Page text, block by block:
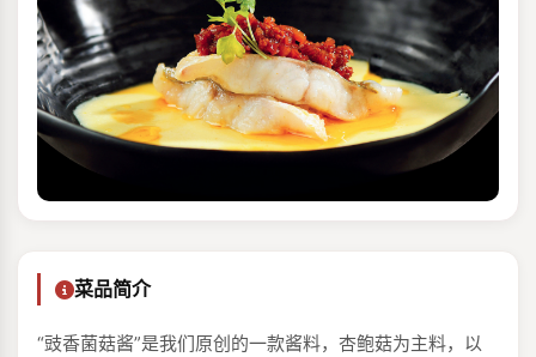
菜品简介
“豉香菌菇酱”是我们原创的⼀款酱料，杏鲍菇为主料，以